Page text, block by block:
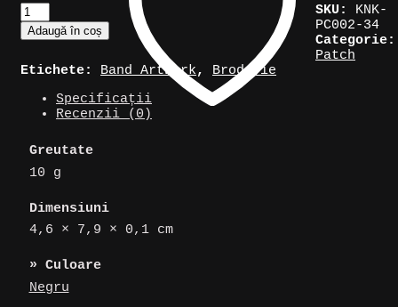
Cantitate
Patch
suport
»
(S)
Adaugă în coș
SKU: KNK-
PC002-34
Categorie:
Patch
Etichete: Band Artwork, Broderie
Specificații
Recenzii (0)
Greutate
10 g
Dimensiuni
4,6 × 7,9 × 0,1 cm
» Culoare
Negru